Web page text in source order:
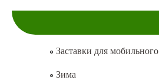
Заставки для мобильного
Зима